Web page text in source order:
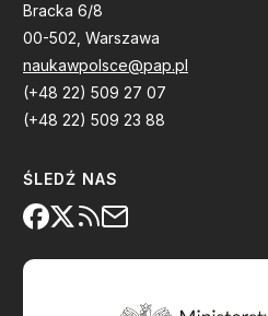
Bracka 6/8
00-502, Warszawa
naukawpolsce@pap.pl
(+48 22) 509 27 07
(+48 22) 509 23 88
ŚLEDŹ NAS